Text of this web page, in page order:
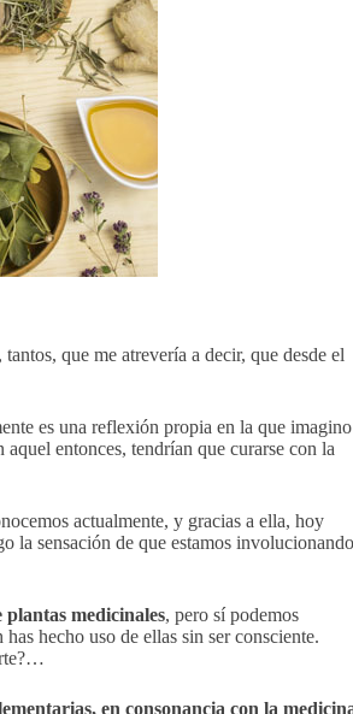
que me atrevería a decir, que desde el
es una reflexión propia en la que imagino
entonces, tendrían que curarse con la
actualmente, y gracias a ella, hoy
la sensación de que estamos involucionando
plantas medicinales, pero sí podemos
hecho uso de ellas sin ser consciente.
en consonancia con la